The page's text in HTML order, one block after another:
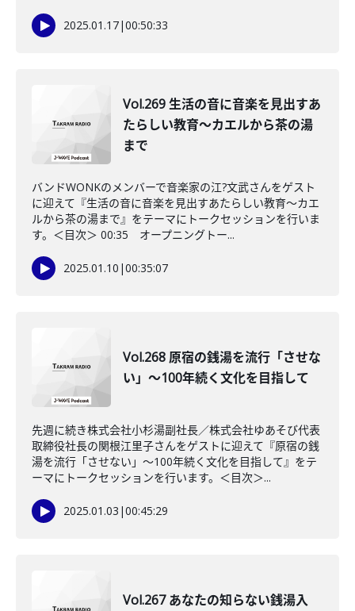
2025.01.17|00:50:33
Vol.269 生活の音に音楽を見出すあ
たらしい教育～カエルから茶の湯
まで
バンドWONKのメンバーで音楽家の江?文武さんをゲスト
に迎えて『生活の音に音楽を見出すあたらしい教育～カエ
ルから茶の湯まで』をテーマにトークセッションを行いま
す。＜目次＞ 00:35 オープニングトー...
2025.01.10 |00:35:07
Vol.268 原宿の銭湯を流行「させな
い」～100年続く文化を目指して
先週に続き株式会社小杉湯副社長／株式会社ゆあそび代表
取締役社長の関根江里子さんをゲストに迎えて『原宿の銭
湯を流行「させない」～100年続く文化を目指して』をテ
ーマにトークセッションを行います。＜目次＞...
2025.01.03 |00:45:29
Vol.267 あなたの知らない銭湯入